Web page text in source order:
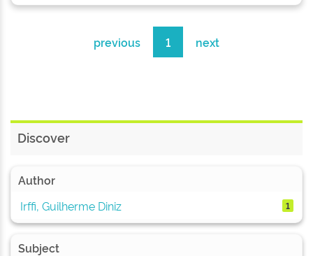
previous 1 next
Discover
Author
Irffi, Guilherme Diniz
1
Subject